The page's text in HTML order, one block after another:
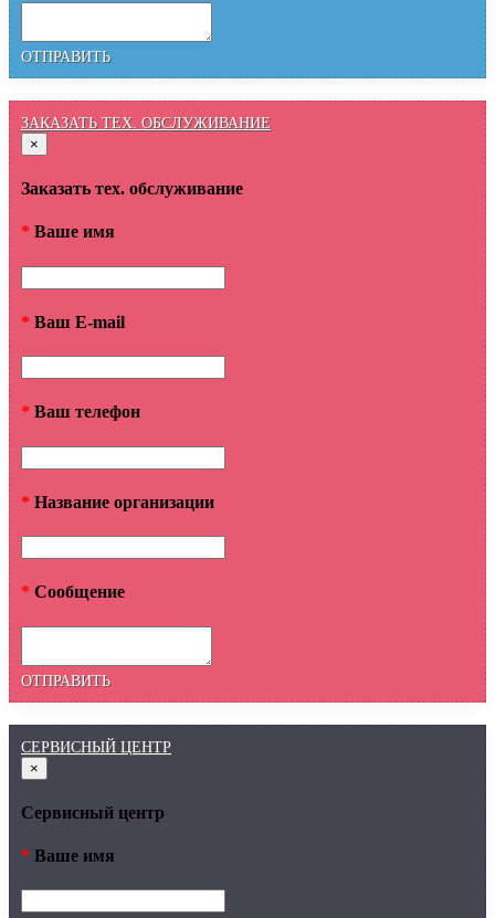
ОТПРАВИТЬ
ЗАКАЗАТЬ ТЕХ. ОБСЛУЖИВАНИЕ
×
Заказать тех. обслуживание
* Ваше имя
* Ваш E-mail
* Ваш телефон
* Название организации
* Сообщение
ОТПРАВИТЬ
СЕРВИСНЫЙ ЦЕНТР
×
Сервисный центр
* Ваше имя